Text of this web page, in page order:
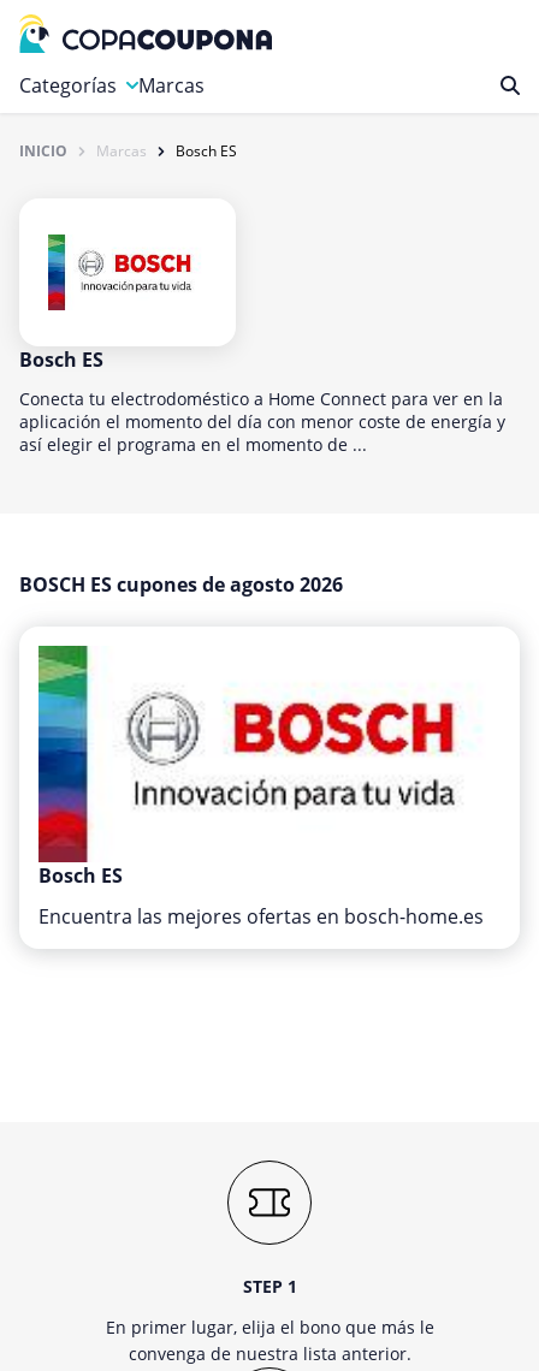
Categorías
Autos y Motocicletas
Deportes y Ocio
Educación y carreras
Finanzas y Seguros
Gastronomía y Bebidas
Hogar, Jardín y Mascotas
Internet y Telecomunicaciones
Moda y Complementos
Oficina, fotografía e impresión
Ordenadores & Electronica
Regalos y flores
Salud y Belleza
Varios
Viajes
Marcas
INICIO Marcas Bosch ES
Bosch ES
Conecta tu electrodoméstico a Home Connect para ver en la
aplicación el momento del día con menor coste de energía y
así elegir el programa en el momento de ...
BOSCH ES cupones de agosto 2026
Bosch ES
Encuentra las mejores ofertas en bosch-home.es
STEP 1
En primer lugar, elija el bono que más le
convenga de nuestra lista anterior.